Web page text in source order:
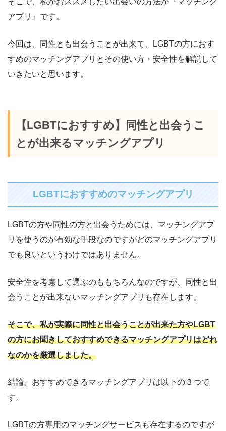
アプリ』です。
今回は、同性とも出会うことが出来て、LGBTの方におす
すめのマッチングアプリとその使い方・安全性を解説して
いきたいと思います。
【LGBTにおすすめ】同性と出会うこ
とが出来るマッチングアプリ
LGBTにおすすめのマッチングアプリ
LGBTの方や同性の方と出会うためには、マッチングアプ
リを使うのが有効な手段なのですがどのマッチングアプリ
でも良いというわけではありません。
安全性を考慮して選ぶのももちろんなのですが、同性と出
会うことが出来ないマッチングアプリも存在します。
そこで、私が実際に同性と出会うことが出来た方やLGBT
の方にお聞きしておすすめできるマッチングアプリはどれ
なのかを厳選しました。
結論。おすすめできるマッチングアプリは以下の３つで
す。
LGBTの方専用のマッチングサービスも存在するのですが